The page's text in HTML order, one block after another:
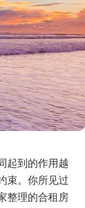
起到的作用越
束。你所见过
整理的合租房